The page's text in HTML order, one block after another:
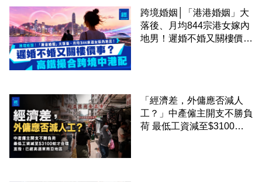
跨境婚姻│「港港婚姻」大
落後、月均844宗港女嫁內
地男！遲婚不婚又關樓價
「經濟差，外傭應否減人
工？」中產僱主開支不勝負
荷 最低工資減至$3100蚊